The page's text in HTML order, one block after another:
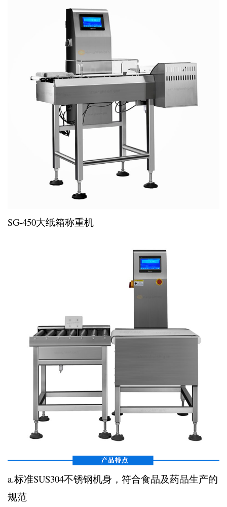
SG-450大纸箱称重机
a.标准SUS304不锈钢机身，符合食品及药品生产的
规范